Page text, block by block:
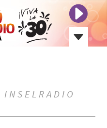
INSELRADIO